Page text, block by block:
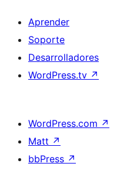
Aprender
Soporte
Desarrolladores
WordPress.tv ↗
WordPress.com ↗
Matt ↗
bbPress ↗